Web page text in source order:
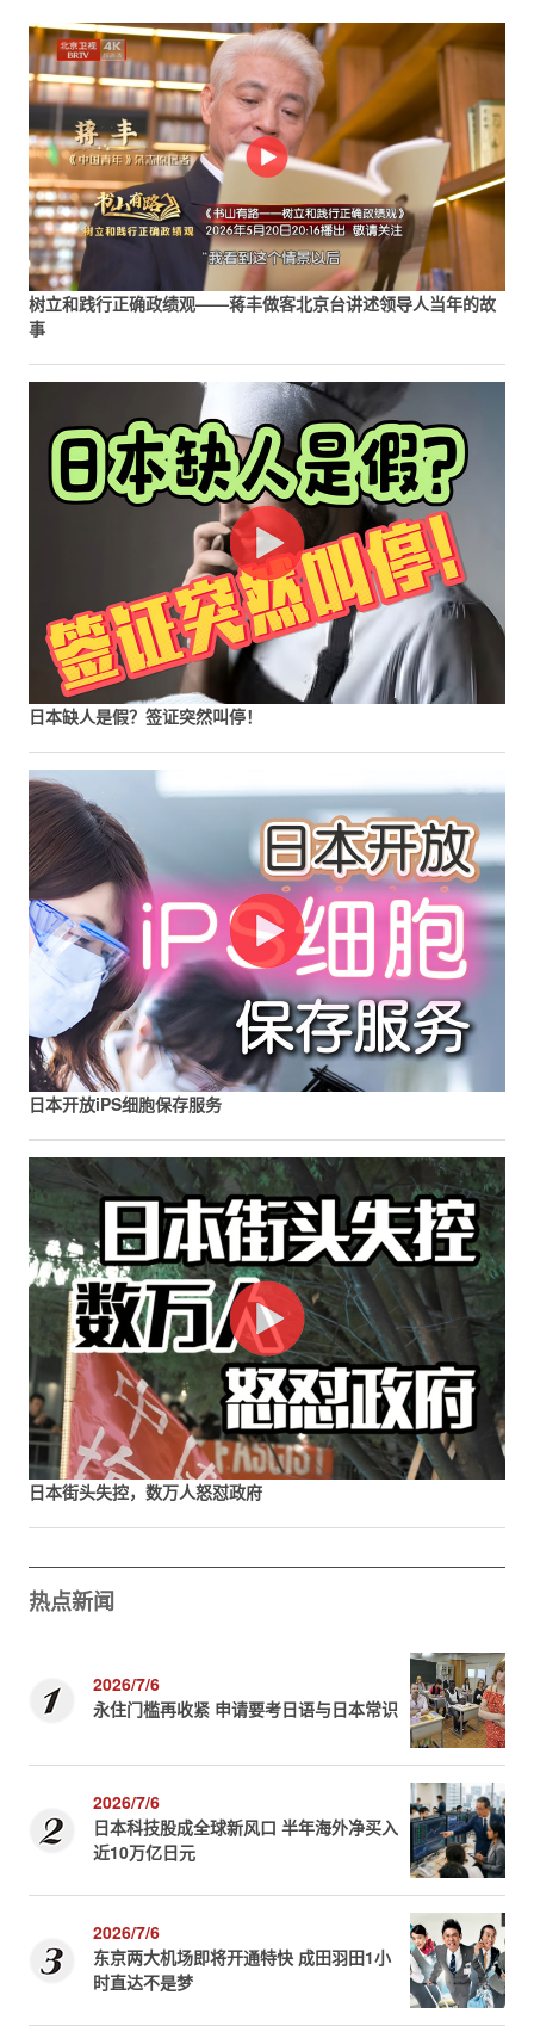
树立和践行正确政绩观——蒋丰做客北京台讲述领导人当年的故
事
日本缺人是假？签证突然叫停！
日本开放iPS细胞保存服务
日本街头失控，数万人怒怼政府
热点新闻
2026/7/6
永住门槛再收紧 申请要考日语与日本常识
2026/7/6
日本科技股成全球新风口 半年海外净买入
近10万亿日元
2026/7/6
东京两大机场即将开通特快 成田羽田1小
时直达不是梦